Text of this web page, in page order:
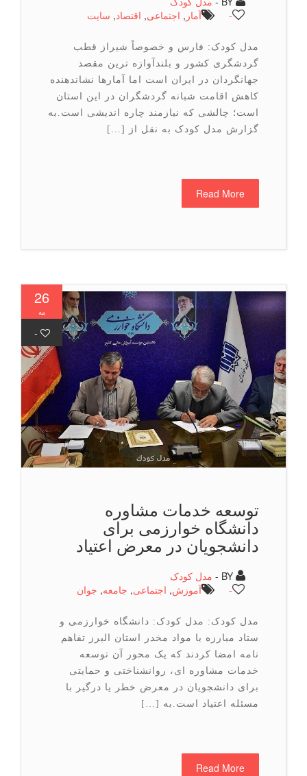
آمار
اجتماعی ,اقتصاد ,سایت
مدل کودک: فارس و خصوصاً شیراز قطب
گردشگری کشور و بلندآوازه ترین مقصد
جهانگردان در ایران است اما آمارها نشاندهنده
کاهش اقامت شبانه گردشگران در این استان
است؛ چالشی که نیازمند چاره اندیشی است.به
گزارش مدل کودک به نقل از […]
Read More
26
مه
-
توسعه خدمات مشاوره
دانشگاه خوارزمی برای
دانشجویان در معرض اعتیاد
مدل کودک
آموزش,اجتماعی ,جامعه ,جوان
مدل کودک: مدل کودک: دانشگاه خوارزمی و
ستاد مبارزه با مواد مخدر استان البرز تفاهم
نامه امضا کردند که یک محور آن توسعه
خدمات مشاوره ای، روانشناختی و حمایتی
برای دانشجویان در معرض خطر یا درگیر با
مسئله اعتیاد است.به […]
Read More